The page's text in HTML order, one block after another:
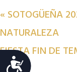
Accesibilidad
«SOTOGÜEÑA
NATURALEZA
FIESTA FIN DE